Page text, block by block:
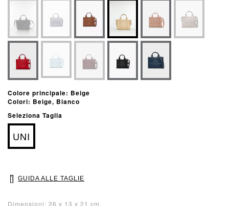
Colore principale: Beige
Colori: Beige, Bianco
Seleziona Taglia
UNI
GUIDA ALLE TAGLIE
Dimensioni: 26 x 13 x 21 cm.